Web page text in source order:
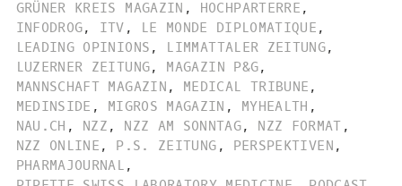
GRÜNER KREIS MAGAZIN , HOCHPARTERRE ,
INFODROG, ITV , LE MONDE DIPLOMATIQUE ,
LEADING OPINIONS , LIMMATTALER ZEITUNG,
LUZERNER ZEITUNG, MAGAZIN P&G,
MANNSCHAFT MAGAZIN , MEDICAL TRIBUNE ,
MEDINSIDE , MIGROS MAGAZIN , MYHEALTH ,
NAU.CH , NZZ , NZZ AM SONNTAG, NZZ FORMAT ,
NZZ ONLINE , P.S. ZEITUNG , PERSPEKTIVEN ,
PHARMAJOURNAL ,